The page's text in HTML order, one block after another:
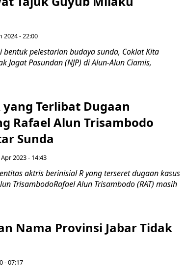
2024 - 22:00
bentuk pelestarian budaya sunda, Coklat Kita
Jagat Pasundan (NJP) di Alun-Alun Ciamis,
Terlibat Dugaan
Rafael Alun Trisambodo
Sunda
2023 - 14:43
aktris berinisial R yang terseret dugaan kasus
TrisambodoRafael Alun Trisambodo (RAT) masih
Nama Provinsi Jabar Tidak
- 07:17